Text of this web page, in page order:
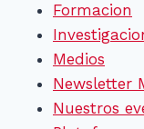
Formacion
Medios
Newsletter
Nuestros